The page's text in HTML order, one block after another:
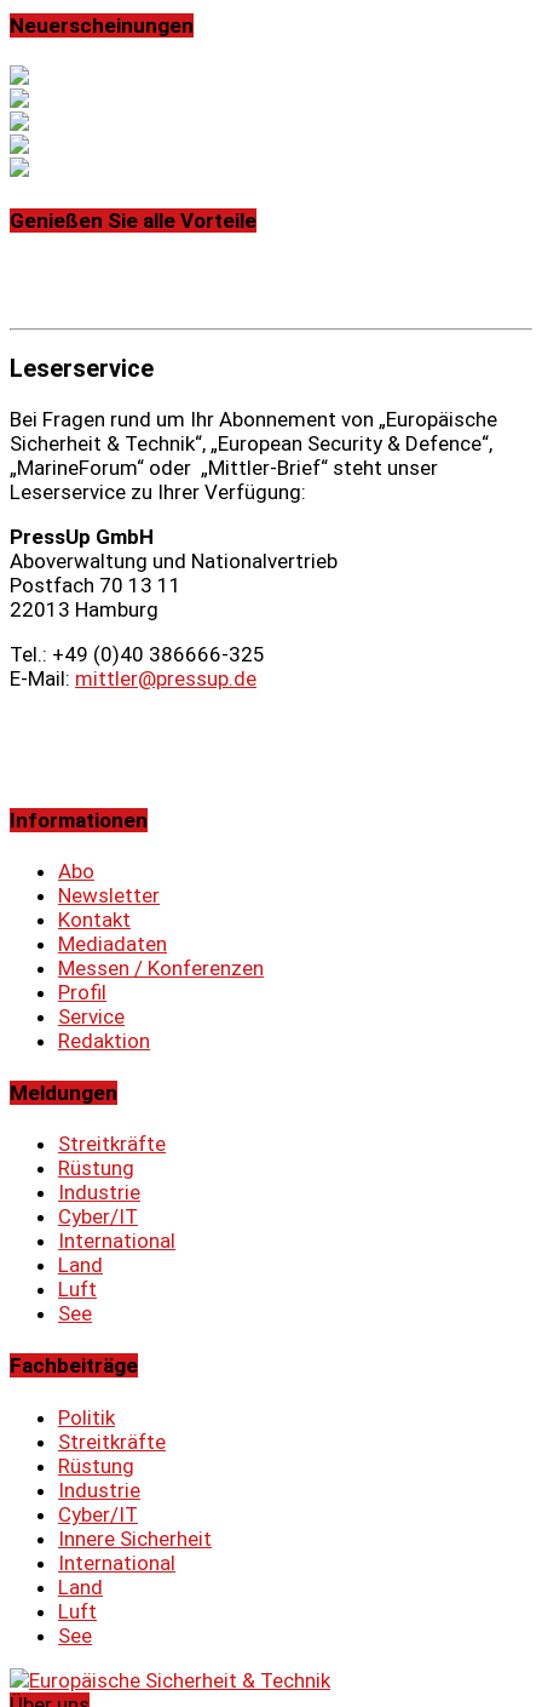
Neuerscheinungen
Genießen Sie alle Vorteile
Leserservice
Bei Fragen rund um Ihr Abonnement von „Europäische
Sicherheit & Technik“, „European Security & Defence“,
„MarineForum“ oder „Mittler-Brief“ steht unser
Leserservice zu Ihrer Verfügung:
PressUp GmbH
Aboverwaltung und Nationalvertrieb
Postfach 70 13 11
22013 Hamburg
Tel.: +49 (0)40 386666‑325
E-Mail: mittler@pressup.de
Informationen
Abo
Newsletter
Kontakt
Mediadaten
Messen / Konferenzen
Profil
Service
Redaktion
Meldungen
Streitkräfte
Rüstung
Industrie
Cyber/IT
International
Land
Luft
See
Fachbeiträge
Politik
Streitkräfte
Rüstung
Industrie
Cyber/IT
Innere Sicherheit
International
Land
Luft
See